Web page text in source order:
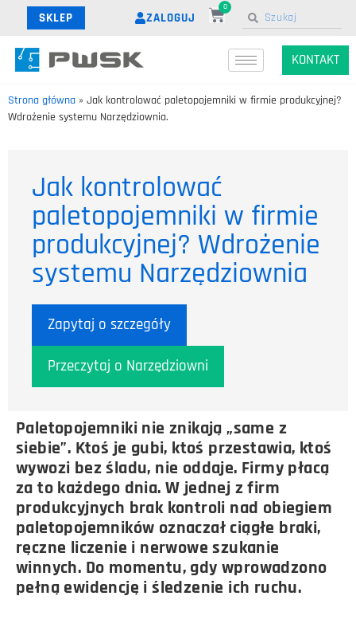
SKLEP ZALOGUJ
0
KONTAKT
Strona główna » Jak kontrolować paletopojemniki w firmie produkcyjnej?
Wdrożenie systemu Narzędziownia.
Jak kontrolować
paletopojemniki w firmie
produkcyjnej? Wdrożenie
systemu Narzędziownia
Zapytaj o szczegóły
Przeczytaj o Narzędziowni
Paletopojemniki nie znikają „same z
siebie”. Ktoś je gubi, ktoś przestawia, ktoś
wywozi bez śladu, nie oddaje. Firmy płacą
za to każdego dnia. W jednej z firm
produkcyjnych brak kontroli nad obiegiem
paletopojemników oznaczał ciągłe braki,
ręczne liczenie i nerwowe szukanie
winnych. Do momentu, gdy wprowadzono
pełną ewidencję i śledzenie ich ruchu.